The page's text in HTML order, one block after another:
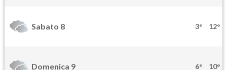
Sabato 8 3° 12°
Domenica 9 6° 10°